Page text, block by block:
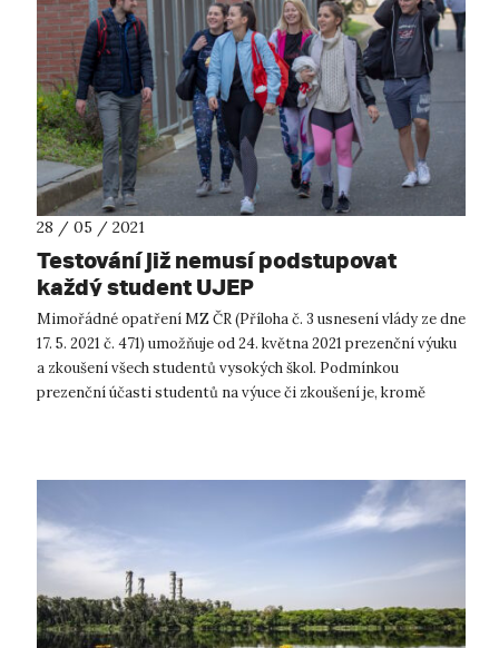
28 / 05 / 2021
Testování již nemusí podstupovat
každý student UJEP
Mimořádné opatření MZ ČR (Příloha č. 3 usnesení vlády ze dne
17. 5. 2021 č. 471) umožňuje od 24. května 2021 prezenční výuku
a zkoušení všech studentů vysokých škol. Podmínkou
prezenční účasti studentů na výuce či zkoušení je, kromě